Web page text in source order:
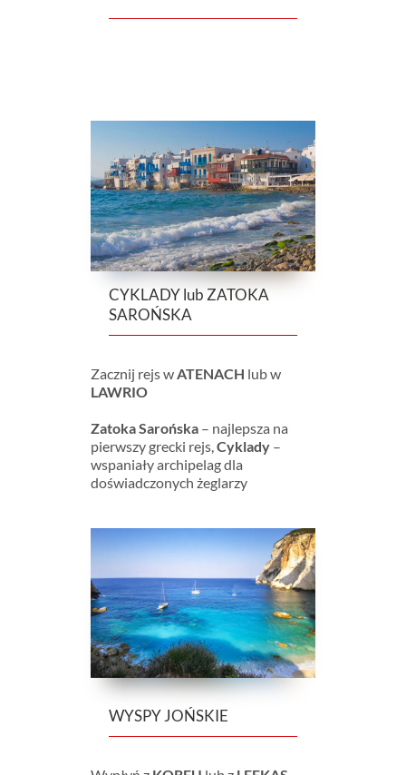
CYKLADY lub ZATOKA
SAROŃSKA
Zacznij rejs w ATENACH lub w
LAWRIO
Zatoka Sarońska– najlepsza na
pierwszy grecki rejs, Cyklady–
wspaniały archipelag dla
doświadczonych żeglarzy
WYSPY JOŃSKIE